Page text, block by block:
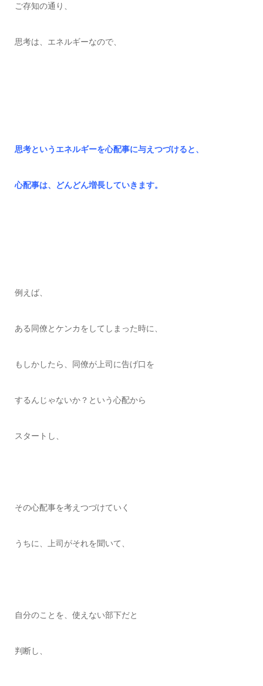
ご存知の通り、
思考は、エネルギーなので、
思考というエネルギーを心配事に与えつづけると、
心配事は、どんどん増長していきます。
例えば、
ある同僚とケンカをしてしまった時に、
もしかしたら、同僚が上司に告げ口を
するんじゃないか？という心配から
スタートし、
その心配事を考えつづけていく
うちに、上司がそれを聞いて、
自分のことを、使えない部下だと
判断し、